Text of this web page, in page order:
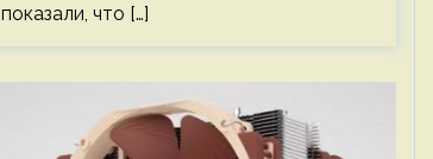
показали, что […]